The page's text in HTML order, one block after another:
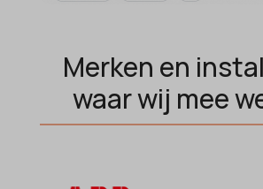
Merken en
waar wij mee